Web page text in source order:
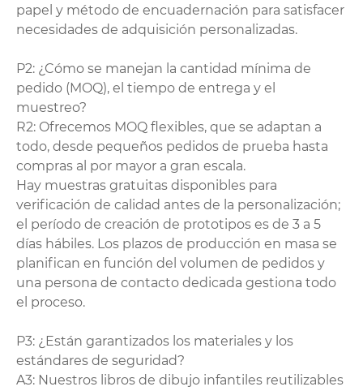
papel y método de encuadernación para satisfacer
necesidades de adquisición personalizadas.
P2: ¿Cómo se manejan la cantidad mínima de
pedido (MOQ), el tiempo de entrega y el
muestreo?
R2: Ofrecemos MOQ flexibles, que se adaptan a
todo, desde pequeños pedidos de prueba hasta
compras al por mayor a gran escala.
Hay muestras gratuitas disponibles para
verificación de calidad antes de la personalización;
el período de creación de prototipos es de 3 a 5
días hábiles. Los plazos de producción en masa se
planifican en función del volumen de pedidos y
una persona de contacto dedicada gestiona todo
el proceso.
P3: ¿Están garantizados los materiales y los
estándares de seguridad?
A3: Nuestros libros de dibujo infantiles reutilizables